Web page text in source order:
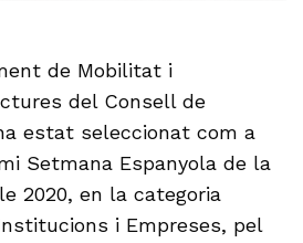
de Mobilitat i
del Consell de
estat seleccionat com a
Setmana Espanyola de la
2020, en la categoria
i Empreses, pel